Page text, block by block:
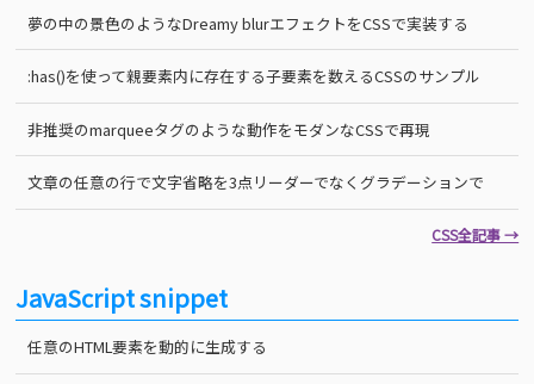
夢の中の景色のようなDreamy blurエフェクトをCSSで実装する
:has()を使って親要素内に存在する子要素を数えるCSSのサンプル
非推奨のmarqueeタグのような動作をモダンなCSSで再現
文章の任意の行で文字省略を3点リーダーでなくグラデーションで
CSS全記事 →
JavaScript snippet
任意のHTML要素を動的に生成する